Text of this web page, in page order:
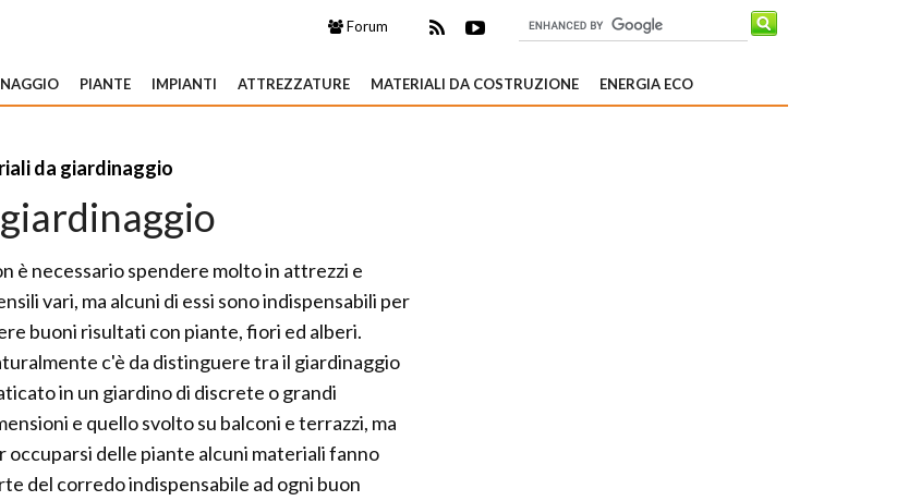
Forum
PIANTE IMPIANTI ATTREZZATURE MATERIALI DA COSTRUZIONE ENERGIA ECO
da giardinaggio
è necessario spendere molto in attrezzi e
vari, ma alcuni di essi sono indispensabili per
buoni risultati con piante, fiori ed alberi.
c'è da distinguere tra il giardinaggio
in un giardino di discrete o grandi
e quello svolto su balconi e terrazzi, ma
occuparsi delle piante alcuni materiali fanno
del corredo indispensabile ad ogni buon